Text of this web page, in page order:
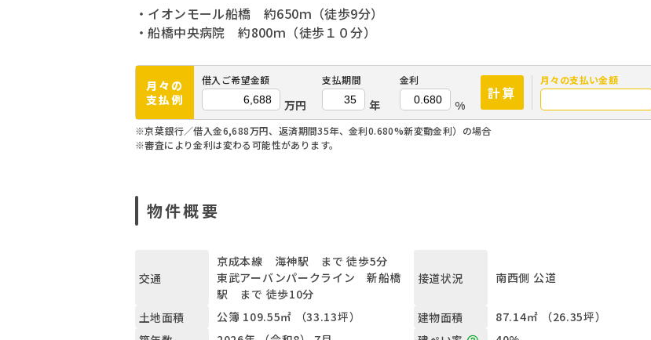
・イオンモール船橋 約650ｍ（徒歩9分）
・船橋中央病院 約800ｍ（徒歩１０分）
月々の
支払例
借入ご希望金額
万円
支払期間
年
金利
%
計算
月々の支払い金額
※京葉銀行／借入金6,688万円、返済期間35年、金利0.680%新変動金利）の場合
※審査により金利は変わる可能性があります。
物件概要
交通
京成本線 海神駅 まで 徒歩5分
東武アーバンパークライン 新船橋
駅 まで 徒歩10分
接道状況 南西側 公道
土地面積 公簿 109.55㎡ （33.13坪） 建物面積
87.14㎡ （26.35坪）